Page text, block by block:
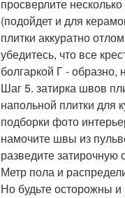
просверлите
(подойдет и для
плитки аккуратно
убедитесь, что все
болгаркой Г - образно,
Шаг 5. затирка швов
напольной плитки для
подборки фото
намочите швы из
разведите
Метр пола и
Но будьте осторожны